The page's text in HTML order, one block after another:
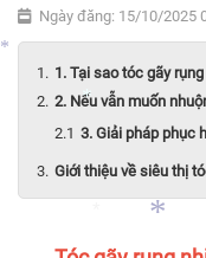
Ngày đăng: 15/10/2025
1. Tại sao tóc gãy
2. Nếu vẫn muốn
3. Giải pháp phục
Giới thiệu về siêu thị